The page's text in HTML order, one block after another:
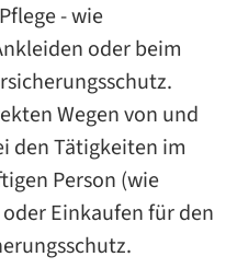
- wie
oder beim
Wegen von und
den Tätigkeiten im
Person (wie
Einkaufen für den